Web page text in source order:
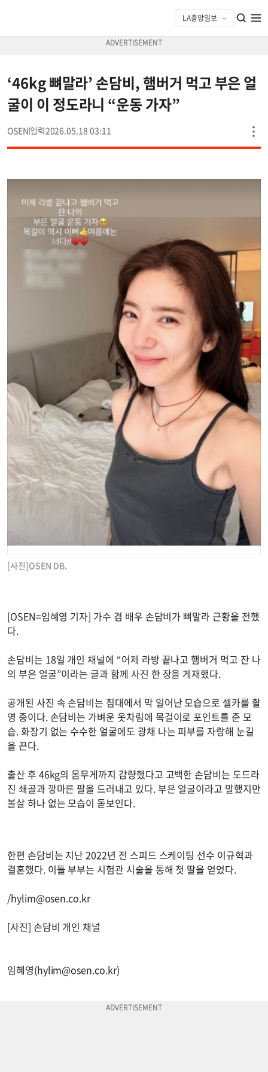
‘46kg 뼈말라’ 손담비, 햄버거 먹고 부은 얼
굴이 이 정도라니 “운동 가자”
OSEN 2026.05.18 03:11
[사진]OSEN DB.
[OSEN=임혜영 기자] 가수 겸 배우 손담비가 뼈말라 근황을 전했
다.
손담비는 18일 개인 채널에 “어제 라방 끝나고 햄버거 먹고 잔 나
의 부은 얼굴”이라는 글과 함께 사진 한 장을 게재했다.
공개된 사진 속 손담비는 침대에서 막 일어난 모습으로 셀카를 촬
영 중이다. 손담비는 가벼운 옷차림에 목걸이로 포인트를 준 모
습. 화장기 없는 수수한 얼굴에도 광채 나는 피부를 자랑해 눈길
을 끈다.
출산 후 46kg의 몸무게까지 감량했다고 고백한 손담비는 도드라
진 쇄골과 깡마른 팔을 드러내고 있다. 부은 얼굴이라고 말했지만
볼살 하나 없는 모습이 돋보인다.
한편 손담비는 지난 2022년 전 스피드 스케이팅 선수 이규혁과
결혼했다. 이들 부부는 시험관 시술을 통해 첫 딸을 얻었다.
/hylim@osen.co.kr
[사진] 손담비 개인 채널
임혜영(hylim@osen.co.kr)